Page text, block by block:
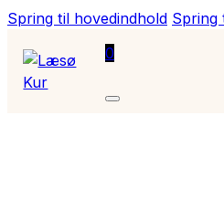
Spring til hovedindhold Spring
0